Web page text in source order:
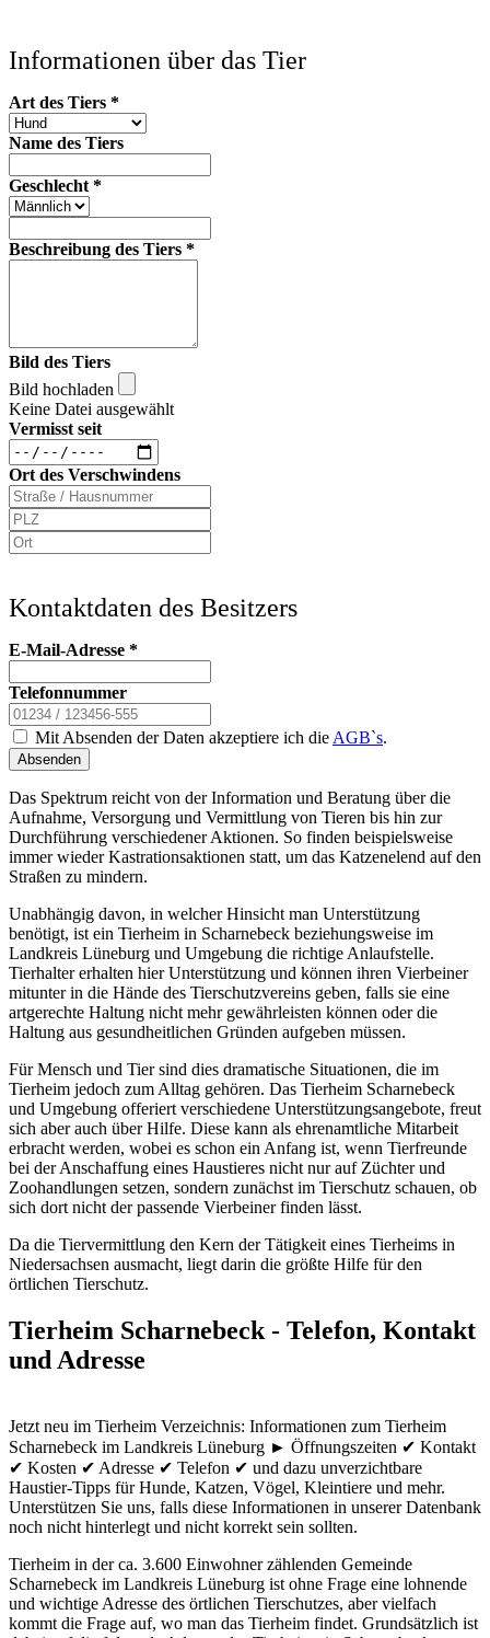
Informationen über das Tier
Art des Tiers *
Name des Tiers
Geschlecht *
Beschreibung des Tiers *
Bild des Tiers
Bild hochladen
Keine Datei ausgewählt
Vermisst seit
Ort des Verschwindens
Kontaktdaten des Besitzers
E-Mail-Adresse *
Telefonnummer
Mit Absenden der Daten akzeptiere ich die AGB`s.
Absenden
Das Spektrum reicht von der Information und Beratung über die
Aufnahme, Versorgung und Vermittlung von Tieren bis hin zur
Durchführung verschiedener Aktionen. So finden beispielsweise
immer wieder Kastrationsaktionen statt, um das Katzenelend auf den
Straßen zu mindern.
Unabhängig davon, in welcher Hinsicht man Unterstützung
benötigt, ist ein Tierheim in Scharnebeck beziehungsweise im
Landkreis Lüneburg und Umgebung die richtige Anlaufstelle.
Tierhalter erhalten hier Unterstützung und können ihren Vierbeiner
mitunter in die Hände des Tierschutzvereins geben, falls sie eine
artgerechte Haltung nicht mehr gewährleisten können oder die
Haltung aus gesundheitlichen Gründen aufgeben müssen.
Für Mensch und Tier sind dies dramatische Situationen, die im
Tierheim jedoch zum Alltag gehören. Das Tierheim Scharnebeck
und Umgebung offeriert verschiedene Unterstützungsangebote, freut
sich aber auch über Hilfe. Diese kann als ehrenamtliche Mitarbeit
erbracht werden, wobei es schon ein Anfang ist, wenn Tierfreunde
bei der Anschaffung eines Haustieres nicht nur auf Züchter und
Zoohandlungen setzen, sondern zunächst im Tierschutz schauen, ob
sich dort nicht der passende Vierbeiner finden lässt.
Da die Tiervermittlung den Kern der Tätigkeit eines Tierheims in
Niedersachsen ausmacht, liegt darin die größte Hilfe für den
örtlichen Tierschutz.
Tierheim Scharnebeck - Telefon, Kontakt
und Adresse
Jetzt neu im Tierheim Verzeichnis: Informationen zum Tierheim
Scharnebeck im Landkreis Lüneburg ► Öffnungszeiten ✔ Kontakt
✔ Kosten ✔ Adresse ✔ Telefon ✔ und dazu unverzichtbare
Haustier-Tipps für Hunde, Katzen, Vögel, Kleintiere und mehr.
Unterstützen Sie uns, falls diese Informationen in unserer Datenbank
noch nicht hinterlegt und nicht korrekt sein sollten.
Tierheim in der ca. 3.600 Einwohner zählenden Gemeinde
Scharnebeck im Landkreis Lüneburg ist ohne Frage eine lohnende
und wichtige Adresse des örtlichen Tierschutzes, aber vielfach
kommt die Frage auf, wo man das Tierheim findet. Grundsätzlich ist